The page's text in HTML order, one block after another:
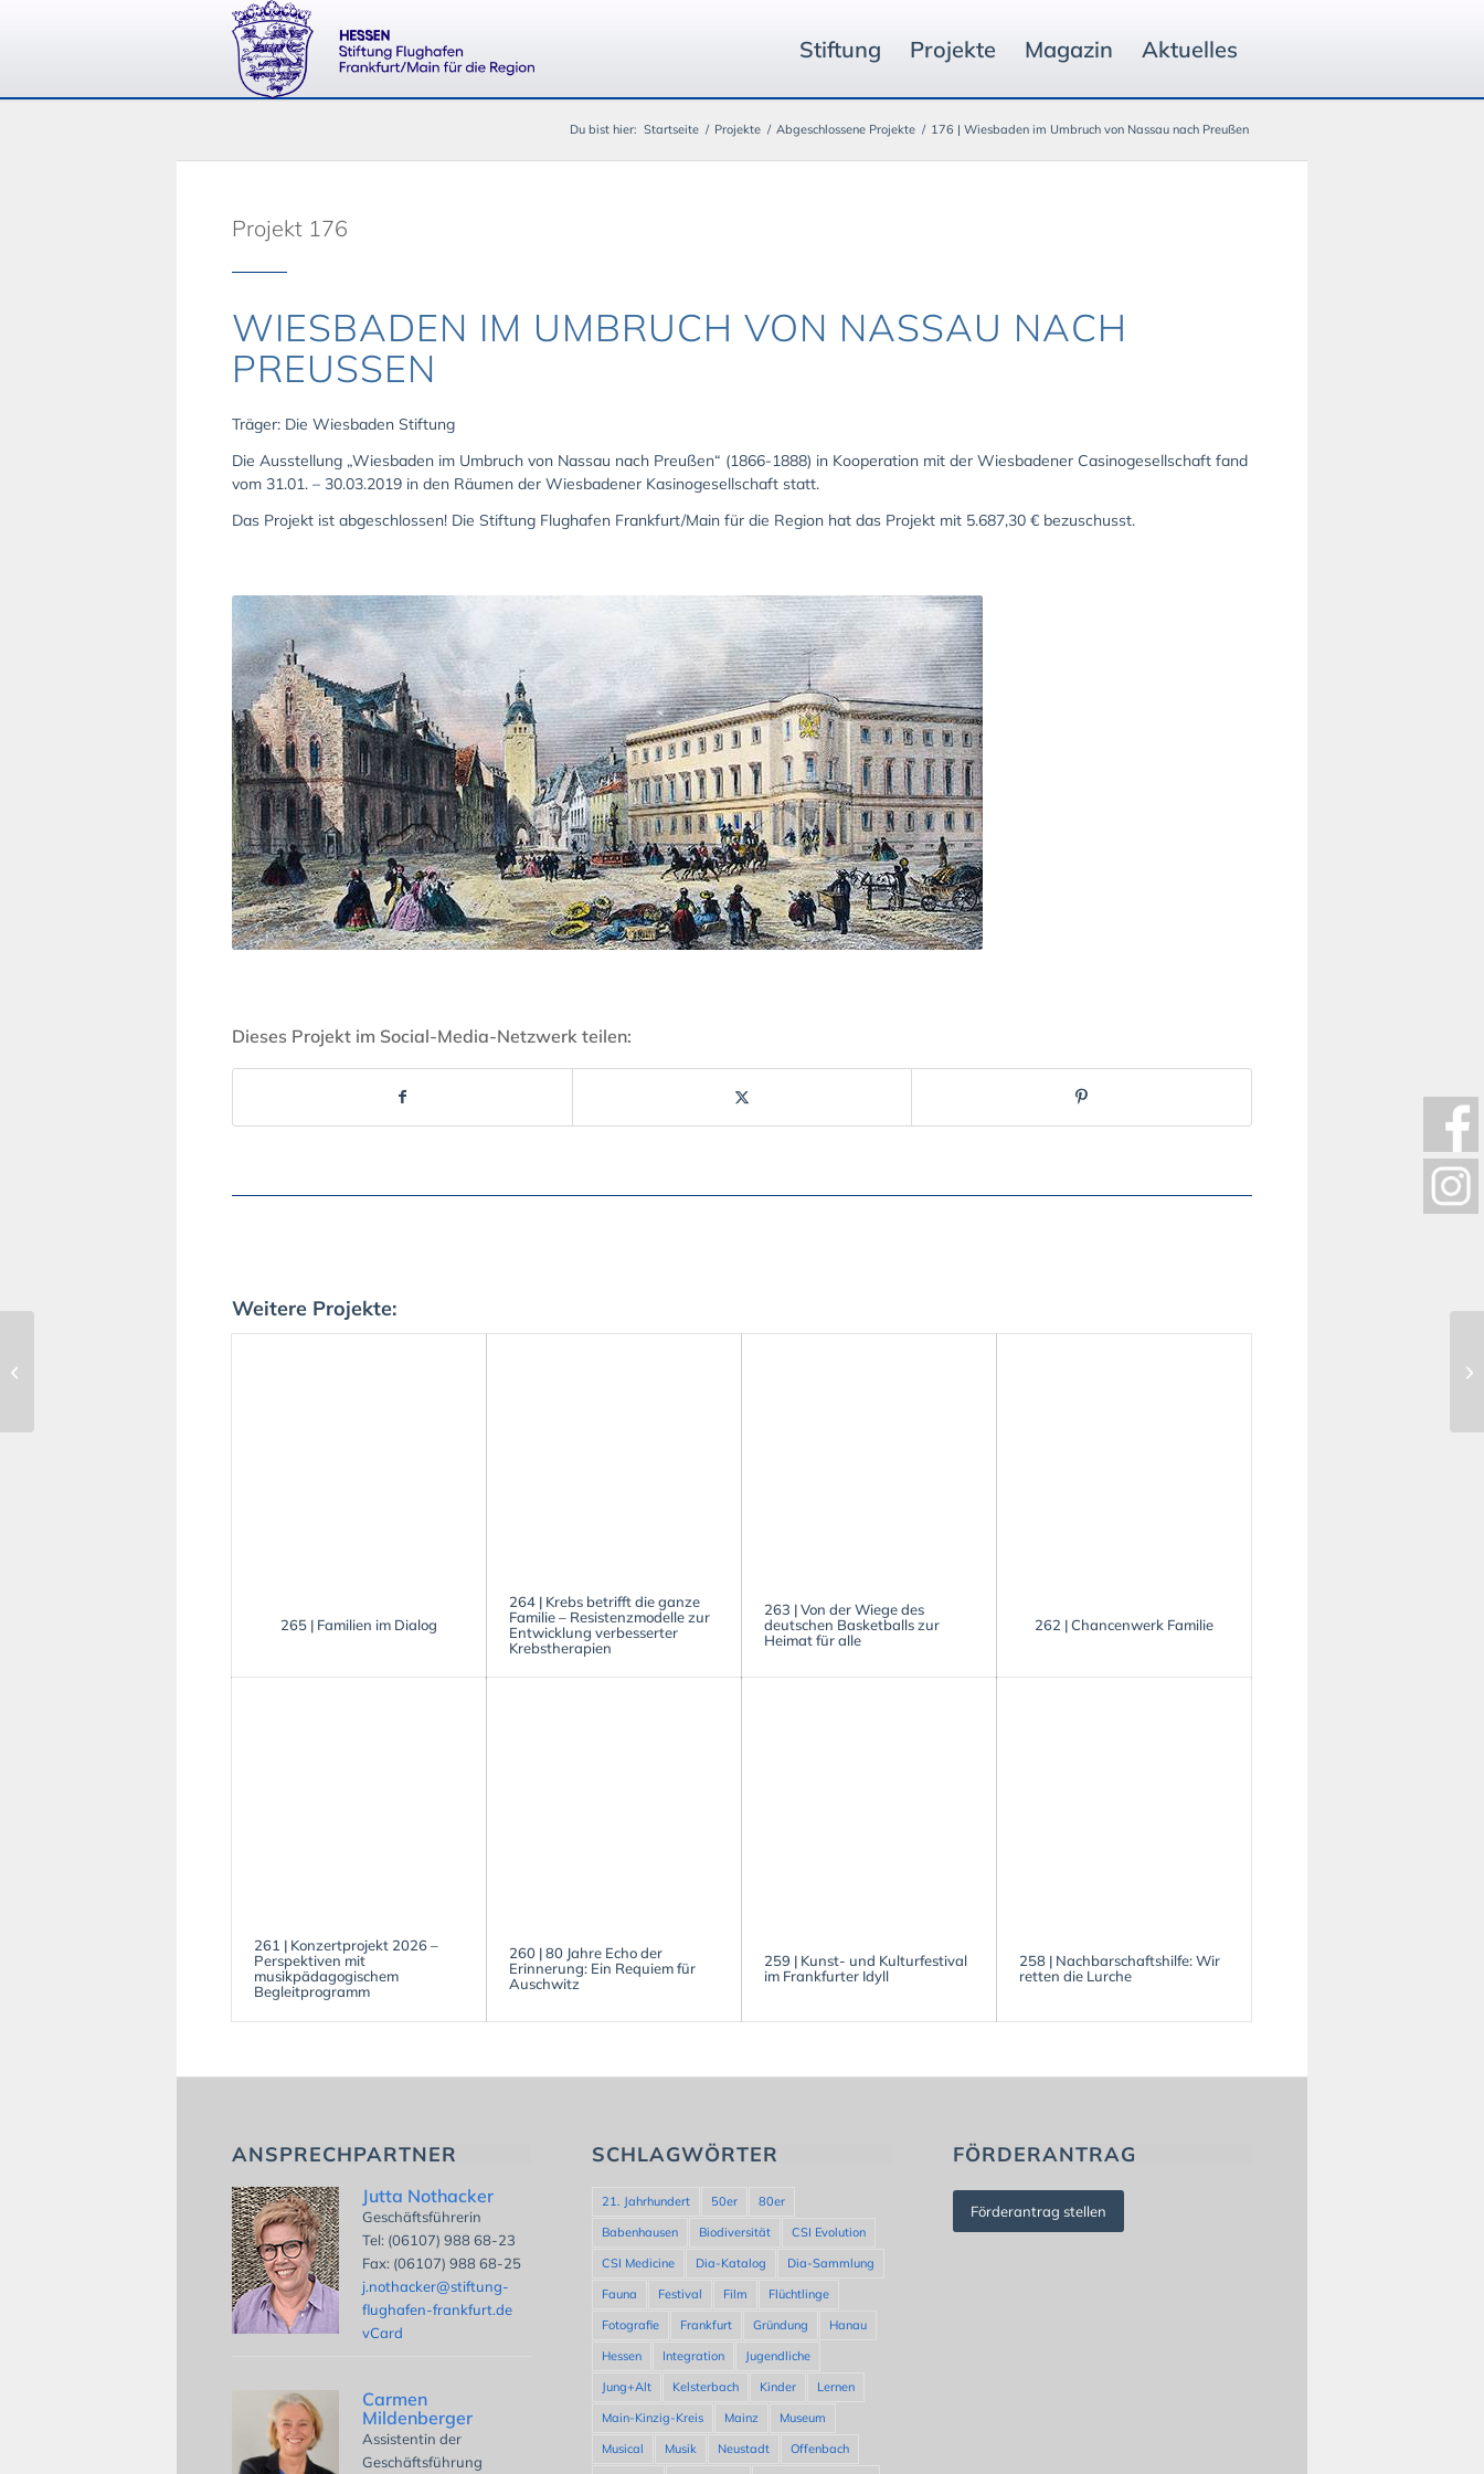
Stiftung Projekte Magazin Aktuelles
Du bist hier: Startseite / Projekte / Abgeschlossene Projekte / 176 | Wiesbaden im Umbruch von Nassau nach Preußen
Projekt 176
WIESBADEN IM UMBRUCH VON NASSAU NACH
PREUSSEN
Träger: Die Wiesbaden Stiftung
Die Ausstellung „Wiesbaden im Umbruch von Nassau nach Preußen“ (1866-1888) in Kooperation mit der Wiesbadener Casinogesellschaft fand
vom 31.01. – 30.03.2019 in den Räumen der Wiesbadener Kasinogesellschaft statt.
Das Projekt ist abgeschlossen! Die Stiftung Flughafen Frankfurt/Main für die Region hat das Projekt mit 5.687,30 € bezuschusst.
Dieses Projekt im Social-Media-Netzwerk teilen:
Weitere Projekte:
265 | Familien im Dialog
264 | Krebs betrifft die ganze
Familie – Resistenzmodelle zur
Entwicklung verbesserter
Krebstherapien
263 | Von der Wiege des
deutschen Basketballs zur
Heimat für alle
262 | Chancenwerk Familie
261 | Konzertprojekt 2026 –
Perspektiven mit
musikpädagogischem
Begleitprogramm
260 | 80 Jahre Echo der
Erinnerung: Ein Requiem für
Auschwitz
259 | Kunst- und Kulturfestival
im Frankfurter Idyll
258 | Nachbarschaftshilfe: Wir
retten die Lurche
ANSPRECHPARTNER
Jutta Nothacker
Geschäftsführerin
Tel: (06107) 988 68-23
Fax: (06107) 988 68-25
j.nothacker@stiftung-
flughafen-frankfurt.de
vCard
Carmen
Mildenberger
Assistentin der
Geschäftsführung
SCHLAGWÖRTER
21. Jahrhundert 50er
80er
Babenhausen
Biodiversität
CSI Evolution
CSI Medicine
Dia-Katalog
Dia-Sammlung
Fauna
Festival Film
Flüchtlinge
Fotografie
Frankfurt Gründung
Hanau
Hessen
Integration
Jugendliche
Jung+Alt
Kelsterbach Kinder
Lernen
Main-Kinzig-Kreis
Mainz
Museum
Musical
Musik Neustadt
Offenbach
FÖRDERANTRAG
Förderantrag stellen